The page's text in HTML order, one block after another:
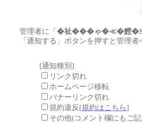
管理者に「�祉���ゃ�≪�鰹
「通知する」ボタンを押すと管理
[通知種別]
リンク切れ
ホームページ移転
バナーリンク切れ
規約違反[規約はこちら]
その他(コメント欄にもご